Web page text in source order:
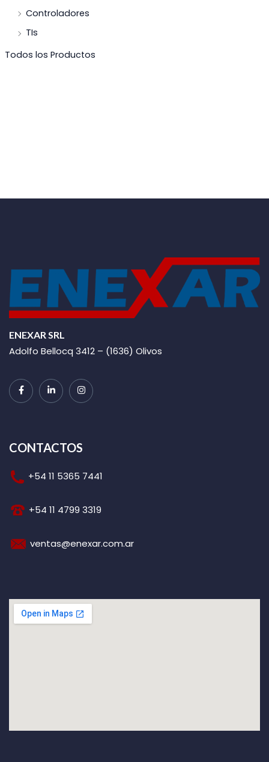
Controladores
TIs
Todos los Productos
ENEXAR SRL
Adolfo Bellocq 3412 – (1636) Olivos
CONTACTOS
+54 11 5365 7441
+54 11 4799 3319
ventas@enexar.com.ar